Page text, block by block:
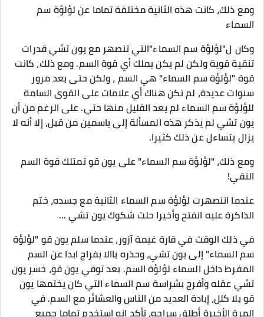
ومع ذلك، كانت هذه الثانية مختلفة تماما عن لؤلؤة سم
السماء
وكان ل"لؤلؤة سم السماء"التي تنصهر مع يون تشي قدرات
تنقية قوية ولكن لم يكن يملك أي قوة السم. ومع ذلك، كانت
قوة "لؤلؤة سم السماء" هي السم ، ولكن حتى بعد مرور
سنوات عديدة، لم تكن هناك أي علامات على القوى السامة
للؤلؤة سم السماء لم يعد القليل منها حتي. على الرغم من أن
يون تشي لم يذكر هذه المسألة إلى ياسمين من قبل، إلا أنه لا
يزال يتساءل عن ذلك كثيرا.
ومع ذلك، "لؤلؤة سم السماء" على يون قو تمتلك قوة السم
النقي!
عندما اننصهرت لؤلؤة سم السماء الثانية مع جسده، ختم
الذاكرة عليه انفتح وأخيرا حلت شكوك يون تشي ...
في ذلك الوقت في قارة غيمة آزور، عندما سلم يون قو "لؤلؤة
سم السماء" إلى يون تشي، وحذره باالا يفراج ابدا عن السم
المفرط داخل السماء لؤلؤة السم. بعد توفي يون قو، خسر يون
تشي عقله وأفرج بشراسة سم السماء التي كان يختمها يون
قو بلا كلل، إبادة العديد من الناس والعشائر مع السم. في
المرة الأخيرة أطلق سراحه، تأكد انه استخدم تماما جميع